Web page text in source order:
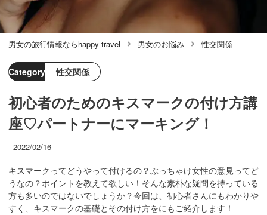
男女の旅行情報ならhappy-travel 男女のお悩み 性交関係
Category 性交関係
初心者のためのキスマークの付け方講
座♡パートナーにマーキング！
2022/02/16
キスマークってどうやって付けるの？ぶっちゃけ女性の意見ってど
うなの？ポイントを教えて欲しい！そんな素朴な疑問を持っている
方も多いのではないでしょうか？今回は、初心者さんにもわかりや
すく、キスマークの基礎とその付け方をにもご紹介します！